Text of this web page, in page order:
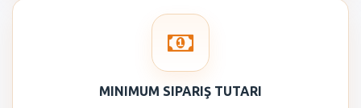
MINIMUM SIPARIŞ TUTARI